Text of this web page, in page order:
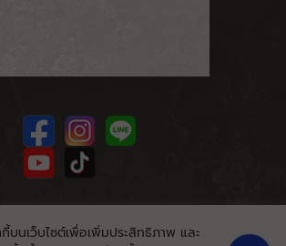
บนเว็บไซต์เพื่อเพิ่มประสิทธิภาพ และ